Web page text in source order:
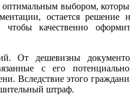
оптимальным выбором,
остается решение
качественно
От дешевизны
с его
Вследствие этого
штраф.